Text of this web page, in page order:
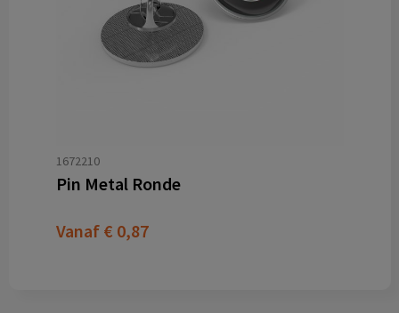
1672210
Pin Metal Ronde
Vanaf € 0,87